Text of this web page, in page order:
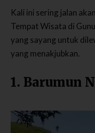
Kali ini sering jalan
Tempat Wisata di
yang sayang untuk
yang menakjubkan.
1. Barumun